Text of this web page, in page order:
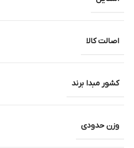
اصالت کالا
کشور مبدا برند
وزن حدودی